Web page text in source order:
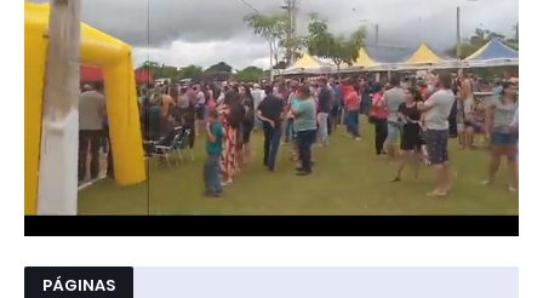
PÁGINAS